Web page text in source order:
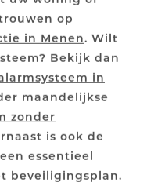
op
in Menen. Wilt
Bekijk dan
in
maandelijkse
zonder
is ook de
een essentieel
beveiligingsplan.